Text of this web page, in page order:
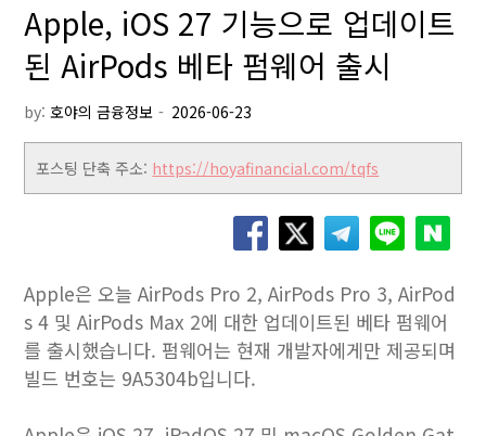
Apple, iOS 27 기능으로 업데이트
된 AirPods 베타 펌웨어 출시
by:호야의 금융정보
포스팅 단축 주소: https://hoyafinancial.com/tqfs
Apple은 오늘 AirPods Pro 2, AirPods Pro 3, AirPod
s 4 및 AirPods Max 2에 대한 업데이트된 베타 펌웨어
를 출시했습니다. 펌웨어는 현재 개발자에게만 제공되며
빌드 번호는 9A5304b입니다.